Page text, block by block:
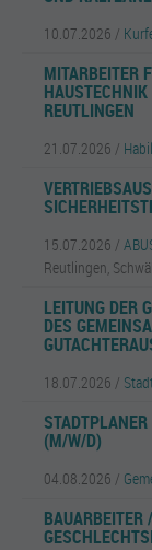
10.07.2026 /
MITARBEITER
REUTLINGEN
21.07.2026 /
15.07.2026 /
Reutlingen,
LEITUNG DER
DES
18.07.2026 /
(M/W/D)
04.08.2026 /